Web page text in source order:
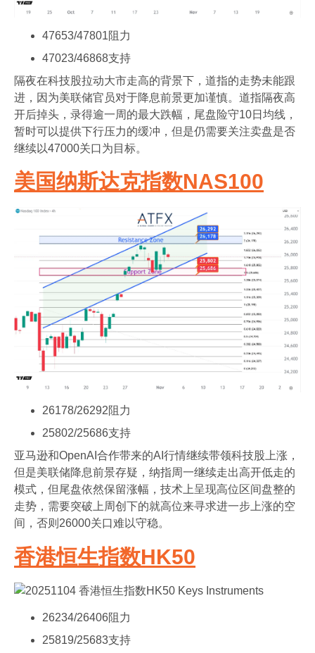
47653/47801阻力
47023/46868支持
隔夜在科技股拉动大市走高的背景下，道指的走势未能跟
进，因为美联储官员对于降息前景更加谨慎。道指隔夜高
开后掉头，录得逾一周的最大跌幅，尾盘险守10日均线，
暂时可以提供下行压力的缓冲，但是仍需要关注卖盘是否
继续以47000关口为目标。
美国纳斯达克指数NAS100
26178/26292阻力
25802/25686支持
亚马逊和OpenAI合作带来的AI行情继续带领科技股上涨，
但是美联储降息前景存疑，纳指周一继续走出高开低走的
模式，但尾盘依然保留涨幅，技术上呈现高位区间盘整的
走势，需要突破上周创下的就高位来寻求进一步上涨的空
间，否则26000关口难以守稳。
香港恒生指数HK50
26234/26406阻力
25819/25683支持